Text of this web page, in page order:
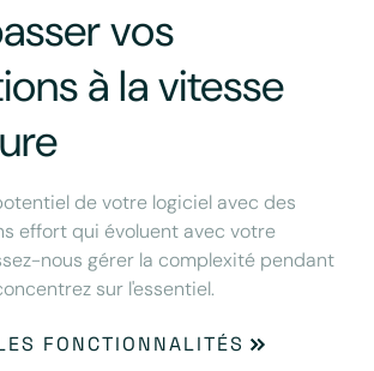
vos
à la vitesse
de votre logiciel avec des
effort qui évoluent avec votre
nous gérer la complexité pendant
sur l'essentiel.
FONCTIONNALITÉS